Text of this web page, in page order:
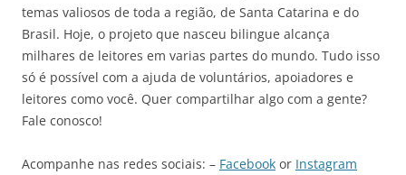
temas valiosos de toda a região, de Santa Catarina e do
Brasil. Hoje, o projeto que nasceu bilingue alcança
milhares de leitores em varias partes do mundo. Tudo isso
só é possível com a ajuda de voluntários, apoiadores e
leitores como você. Quer compartilhar algo com a gente?
Fale conosco!
Acompanhe nas redes sociais: – Facebook or Instagram